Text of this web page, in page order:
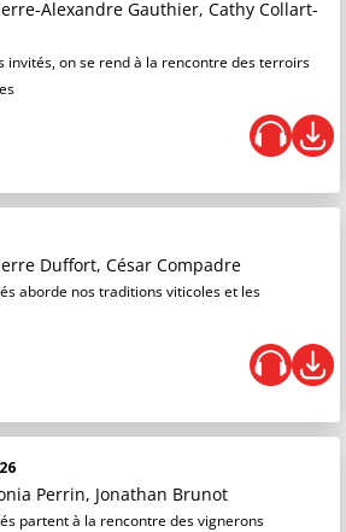
Alexandre Gauthier, Cathy Collart-
invités, on se rend à la rencontre des terroirs
Duffort, César Compadre
aborde nos traditions viticoles et les
Perrin, Jonathan Brunot
partent à la rencontre des vignerons